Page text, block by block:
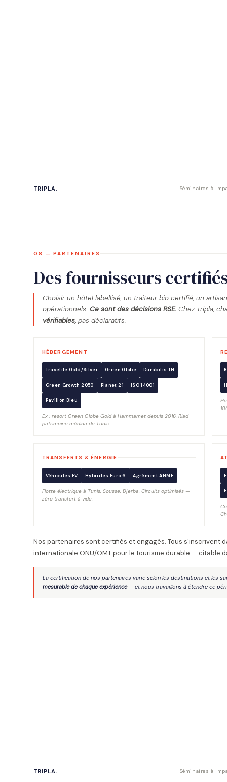
TRIPLA. Séminaires à
08 — PARTENAIRES
Des fournisseurs
Choisir un hôtel labellisé, un traiteur bio certifié, un
opérationnels. Ce sont des décisions RSE. Chez Tripla,
vérifiables,pas déclaratifs.
HÉBERGEMENT
Travelife Gold/Silver Green Globe Durabilis TN
Green Growth 2050 Planet 21 ISO 14001
Pavillon Bleu
Ex : resort Green Globe Gold à Hammamet depuis 2016. Riad
patrimoine médina de Tunis.
TRANSFERTS & ÉNERGIE
Véhicules EV Hybrides Euro 6 Agrément ANME
Flotte électrique à Tunis, Sousse, Djerba. Circuits optimisés —
zéro transfert à vide.
Nos partenaires sont certifiés et engagés. Tous s'inscrivent
internationale ONU/OMT pour le tourisme durable — citable
La certification de nos partenaires varie selon les destinations et les
mesurable de chaque expérience— et nous travaillons à étendre ce
TRIPLA. Séminaires à